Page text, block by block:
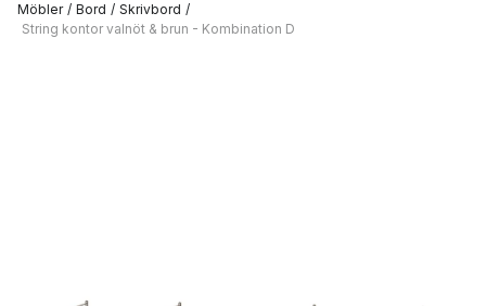
Möbler / Bord / Skrivbord /
String kontor valnöt & brun - Kombination D